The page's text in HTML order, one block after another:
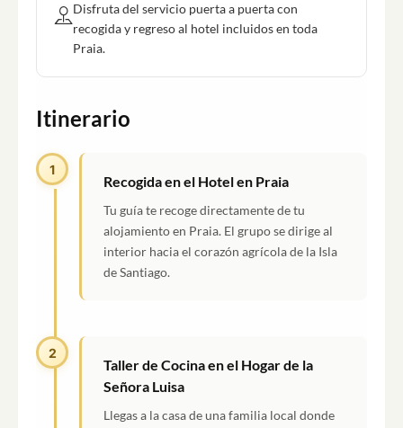
Disfruta del servicio puerta a puerta con
recogida y regreso al hotel incluidos en toda
Praia.
Itinerario
1
Recogida en el Hotel en Praia
Tu guía te recoge directamente de tu
alojamiento en Praia. El grupo se dirige al
interior hacia el corazón agrícola de la Isla
de Santiago.
2
Taller de Cocina en el Hogar de la
Señora Luisa
Llegas a la casa de una familia local donde